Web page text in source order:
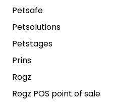
Petsafe
Petsolutions
Petstages
Prins
Rogz
Rogz POS point of sale